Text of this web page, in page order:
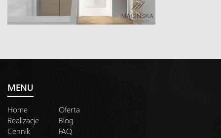
MENU
Home
Oferta
Realizacje
Blog
Cennik
FAQ